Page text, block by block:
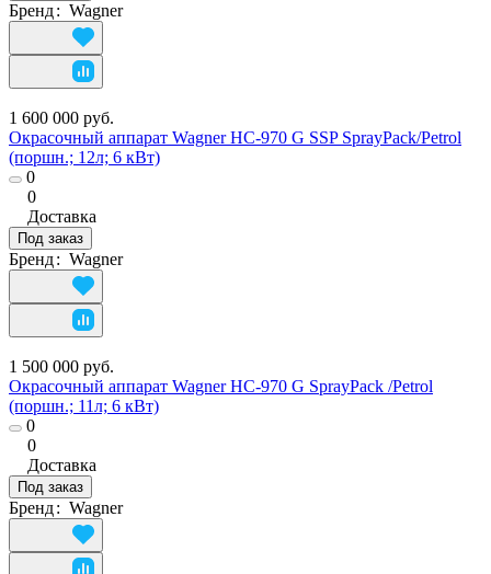
Бренд: Wagner
1 600 000 руб.
Окрасочный аппарат Wagner HC-970 G SSP SprayPack/Petrol
(поршн.; 12л; 6 кВт)
0
0
Доставка
Под заказ
Бренд: Wagner
1 500 000 руб.
Окрасочный аппарат Wagner HC-970 G SprayPack /Petrol
(поршн.; 11л; 6 кВт)
0
0
Доставка
Под заказ
Бренд: Wagner